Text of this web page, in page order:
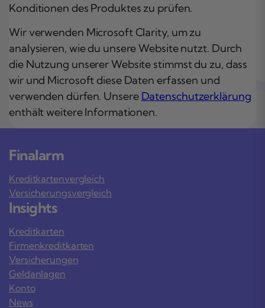
Konditionen des Produktes zu prüfen.
Wir verwenden Microsoft Clarity, um zu
analysieren, wie du unsere Website nutzt. Durch
die Nutzung unserer Website stimmst du zu, dass
wir und Microsoft diese Daten erfassen und
verwenden dürfen. Unsere Datenschutzerklärung
enthält weitere Informationen.
Finalarm
Kreditkartenvergleich
Versicherungsvergleich
Insights
Kreditkarten
Firmenkreditkarten
Versicherungen
Geldanlagen
Konto
News